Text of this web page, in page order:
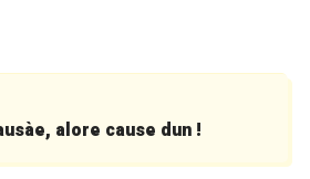
alore cause dun !